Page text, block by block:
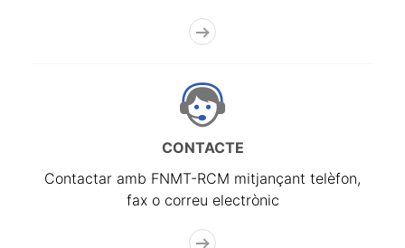
CONTACTE
Contactar amb FNMT-RCM mitjançant telèfon,
fax o correu electrònic